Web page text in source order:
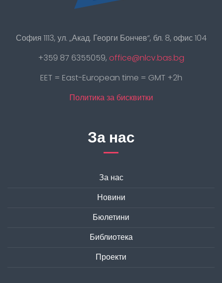
София 1113, ул. „Акад. Георги Бончев“, бл. 8, офис 104
+359 87 6355059, office@nlcv.bas.bg
EET = East-European time = GMT +2h
Политика за бисквитки
За нас
За нас
Новини
Бюлетини
Библиотека
Проекти